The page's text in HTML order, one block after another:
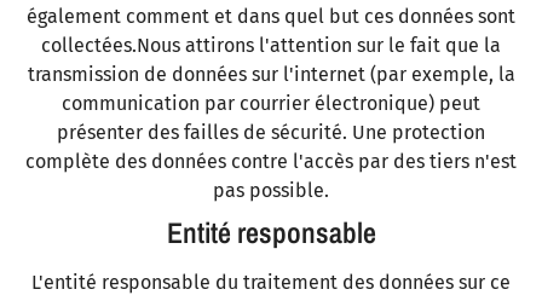
également comment et dans quel but ces données sont
collectées.Nous attirons l'attention sur le fait que la
transmission de données sur l'internet (par exemple, la
communication par courrier électronique) peut
présenter des failles de sécurité. Une protection
complète des données contre l'accès par des tiers n'est
pas possible.
Entité responsable
L'entité responsable du traitement des données sur ce